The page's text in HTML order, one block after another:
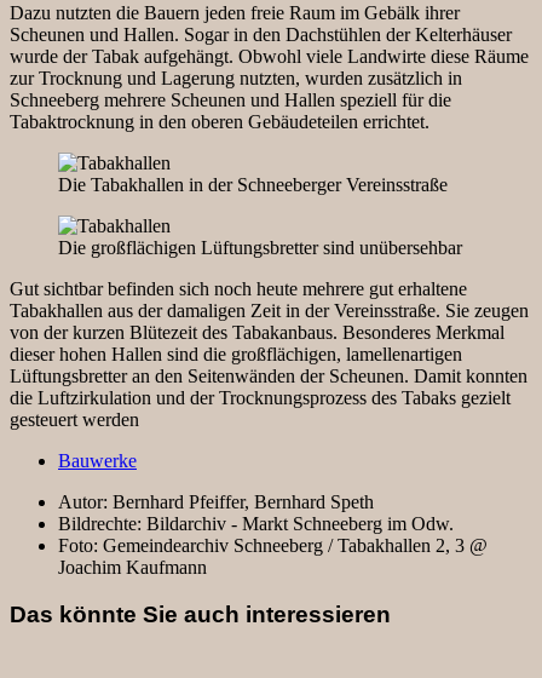
Dazu nutzten die Bauern jeden freie Raum im Gebälk ihrer
Scheunen und Hallen. Sogar in den Dachstühlen der Kelterhäuser
wurde der Tabak aufgehängt. Obwohl viele Landwirte diese Räume
zur Trocknung und Lagerung nutzten, wurden zusätzlich in
Schneeberg mehrere Scheunen und Hallen speziell für die
Tabaktrocknung in den oberen Gebäudeteilen errichtet.
Die Tabakhallen in der Schneeberger Vereinsstraße
Die großflächigen Lüftungsbretter sind unübersehbar
Gut sichtbar befinden sich noch heute mehrere gut erhaltene
Tabakhallen aus der damaligen Zeit in der Vereinsstraße. Sie zeugen
von der kurzen Blütezeit des Tabakanbaus. Besonderes Merkmal
dieser hohen Hallen sind die großflächigen, lamellenartigen
Lüftungsbretter an den Seitenwänden der Scheunen. Damit konnten
die Luftzirkulation und der Trocknungsprozess des Tabaks gezielt
gesteuert werden
Bauwerke
Autor: Bernhard Pfeiffer, Bernhard Speth
Bildrechte: Bildarchiv - Markt Schneeberg im Odw.
Foto: Gemeindearchiv Schneeberg / Tabakhallen 2, 3 @
Joachim Kaufmann
Das könnte Sie auch interessieren